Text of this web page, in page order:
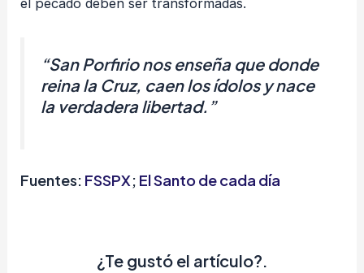
“San Porfirio nos enseña que donde
reina la Cruz, caen los ídolos y nace
la verdadera libertad.”
Fuentes: FSSPX; El Santo de cada día
¿Te gustó el artículo?.